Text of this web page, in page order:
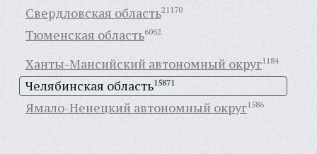
Свердловская область21170
Тюменская область6062
Ханты-Мансийский автономный округ1184
Челябинская область15871
Ямало-Ненецкий автономный округ1586